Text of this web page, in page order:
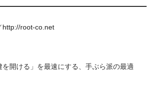
http://root-co.net
を開ける」を最速にする、手ぶら派の最適